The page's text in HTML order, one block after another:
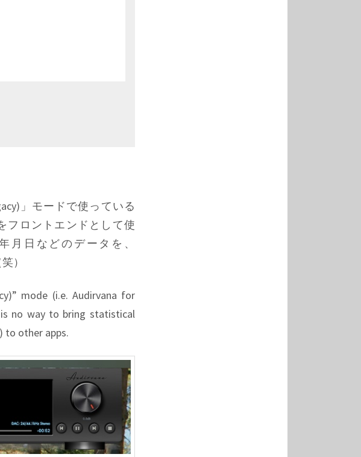
」モードで使っている
フロントエンドとして使
月日などのデータを、
）
mode (i.e. Audirvana for
no way to bring statistical
to other apps.